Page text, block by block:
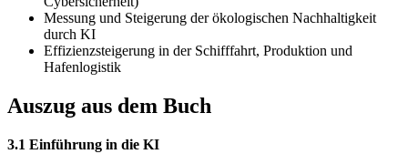
Messung und Steigerung der ökologischen Nachhaltigkeit
durch KI
Effizienzsteigerung in der Schifffahrt, Produktion und
Hafenlogistik
Auszug aus dem Buch
3.1 Einführung in die KI